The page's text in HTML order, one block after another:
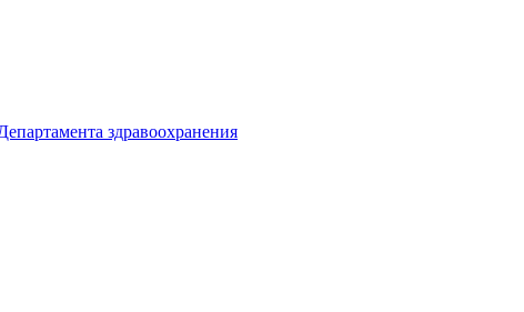
здравоохранения